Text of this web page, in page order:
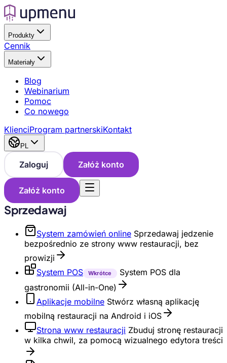
Produkty
Cennik
Materiały
Blog
Webinarium
Pomoc
Co nowego
KlienciProgram partnerskiKontakt
PL
Zaloguj Załóż konto
Załóż konto
Sprzedawaj
System zamówień online Sprzedawaj jedzenie
bezpośrednio ze strony www restauracji, bez
prowizji
System POS
Wkrótce
System POS dla
gastronomii (All-in-One)
Aplikacje mobilne Stwórz własną aplikację
mobilną restauracji na Android i iOS
Strona www restauracji Zbuduj stronę restauracji
w kilka chwil, za pomocą wizualnego edytora treści